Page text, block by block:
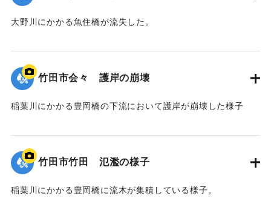
大野川にかかる魚住橋が流失した。
｜固有コード:00990078
竹田市会々 護岸の崩壊
稲葉川にかかる豊岡橋の下流において護岸が崩壊した様子
｜固有コード:00990077
竹田市竹田 氾濫の様子
稲葉川にかかる豊岡橋に流木が集積している様子。